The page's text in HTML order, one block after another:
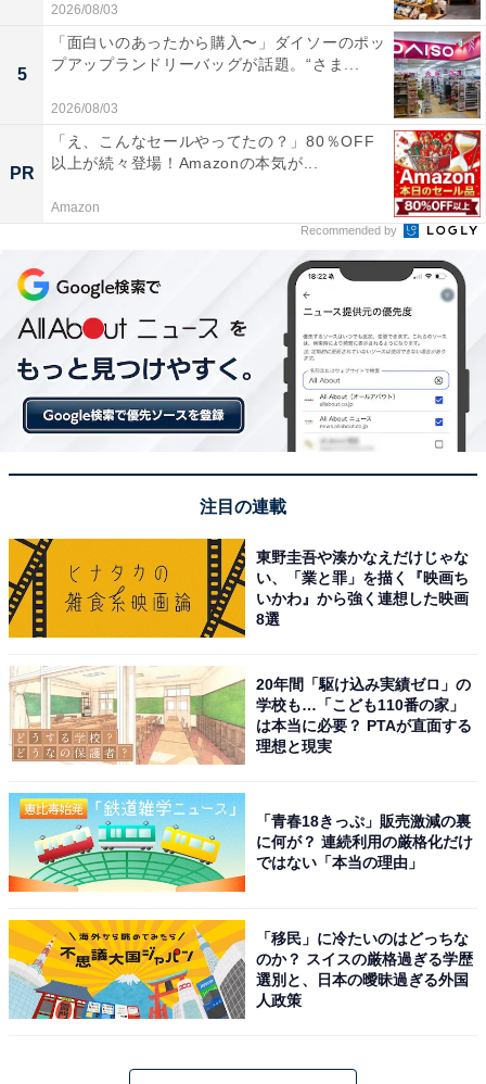
2026/08/03
5
「面白いのあったから購入〜」ダイソーのポッ
プアップランドリーバッグが話題。“さま...
2026/08/03
PR
「え、こんなセールやってたの？」80％OFF
以上が続々登場！Amazonの本気が...
Amazon
Recommended by
注目の連載
東野圭吾や湊かなえだけじゃな
い、「業と罪」を描く『映画ち
いかわ』から強く連想した映画
8選
20年間「駆け込み実績ゼロ」の
学校も…「こども110番の家」
は本当に必要？ PTAが直面する
理想と現実
「青春18きっぷ」販売激減の裏
に何が？ 連続利用の厳格化だけ
ではない「本当の理由」
「移民」に冷たいのはどっちな
のか？ スイスの厳格過ぎる学歴
選別と、日本の曖昧過ぎる外国
人政策